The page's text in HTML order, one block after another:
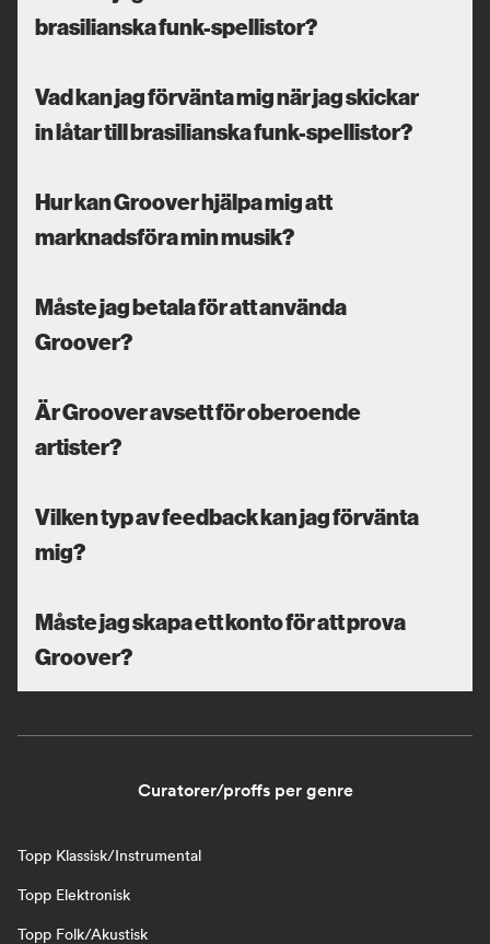
brasilianska funk-spellistor?
Vad kan jag förvänta mig när jag skickar
in låtar till brasilianska funk-spellistor?
Hur kan Groover hjälpa mig att
marknadsföra min musik?
Måste jag betala för att använda
Groover?
Är Groover avsett för oberoende
artister?
Vilken typ av feedback kan jag förvänta
mig?
Måste jag skapa ett konto för att prova
Groover?
Curatorer/proffs per genre
Topp Klassisk/Instrumental
Topp Elektronisk
Topp Folk/Akustisk